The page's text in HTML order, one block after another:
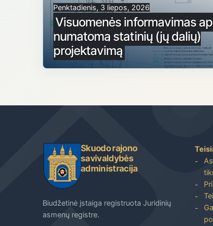
Penktadienis, 3 liepos, 2026
Visuomenės informavimas
numatomą statinių (jų dalių)
projektavimą
Skuodo rajono
savivaldybės
administracija
Biudžetinė įstaiga registruota Juridinių
asmenų registre.